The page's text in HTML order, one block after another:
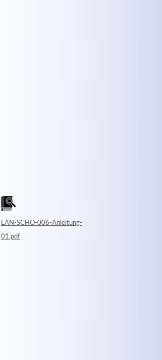
LAN-SCHO-006-Anleitung-
01.pdf